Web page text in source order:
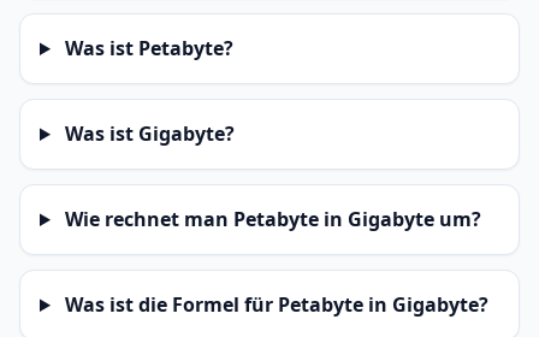
Was ist Petabyte?
Was ist Gigabyte?
Wie rechnet man Petabyte in Gigabyte um?
Was ist die Formel für Petabyte in Gigabyte?